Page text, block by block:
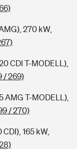
270 kW,
CDI T-MODELL),
/ 269)
AMG T-MODELL),
/ 270)
165 kW,